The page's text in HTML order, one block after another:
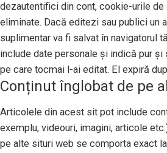
dezautentifici din cont, cookie-urile de
eliminate. Dacă editezi sau publici un
suplimentar va fi salvat în navigatorul
include date personale și indică pur
pe care tocmai l-ai editat. El expiră
Conținut înglobat de pe
Articolele din acest sit pot include
exemplu, videouri, imagini, articole
pe alte situri web se comporta exact